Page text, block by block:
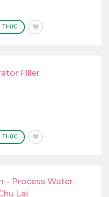
THỨC
Filler
THỨC
– Process Water
Lai